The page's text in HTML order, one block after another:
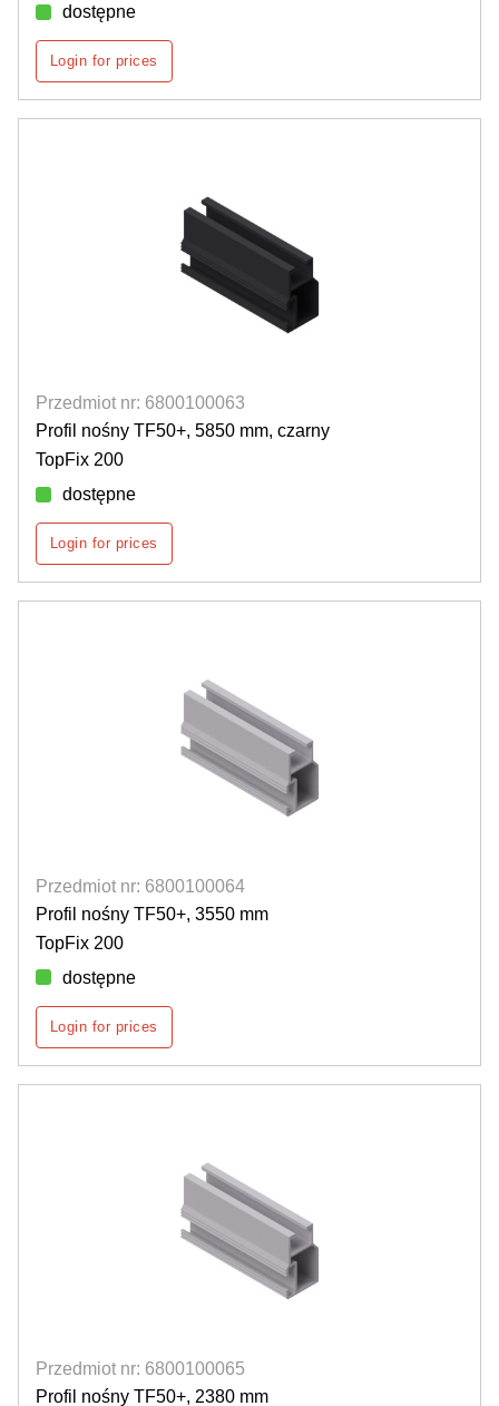
dostępne
Login for prices
Przedmiot nr: 6800100063
Profil nośny TF50+, 5850 mm, czarny
TopFix 200
dostępne
Login for prices
Przedmiot nr: 6800100064
Profil nośny TF50+, 3550 mm
TopFix 200
dostępne
Login for prices
Przedmiot nr: 6800100065
Profil nośny TF50+, 2380 mm